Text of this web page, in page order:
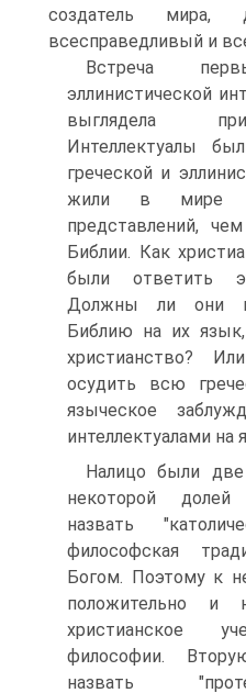
создатель мира,
всесправедливый и
Встреча
эллинистической
выглядела
Интеллектуалы
греческой и
жили в мире
представлений,
Библии. Как
были ответить
Должны ли они
Библию на их
христианство?
осудить всю
языческое
интеллектуалами на
Налицо были
некоторой
назвать
философская
Богом. Поэтому к
положительно и
христианское
философии.
назвать